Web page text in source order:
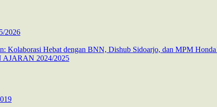
2026
Kolaborasi Hebat dengan BNN, Dishub Sidoarjo, dan MPM
2024/2025